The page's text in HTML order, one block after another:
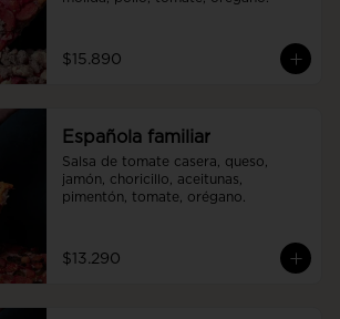
$15.890
Española familiar
Salsa de tomate casera, queso,
jamón, choricillo, aceitunas,
pimentón, tomate, orégano.
$13.290